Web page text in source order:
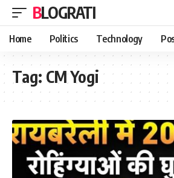
BLOGRATI
Home Politics Technology
Tag: CM Yogi